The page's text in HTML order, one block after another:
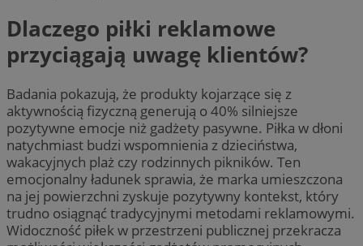
Dlaczego piłki reklamowe
przyciągają uwagę klientów?
Badania pokazują, że produkty kojarzące się z
aktywnością fizyczną generują o 40% silniejsze
pozytywne emocje niż gadżety pasywne. Piłka w dłoni
natychmiast budzi wspomnienia z dzieciństwa,
wakacyjnych plaż czy rodzinnych pikników. Ten
emocjonalny ładunek sprawia, że marka umieszczona
na jej powierzchni zyskuje pozytywny kontekst, który
trudno osiągnąć tradycyjnymi metodami reklamowymi.
Widoczność piłek w przestrzeni publicznej przekracza